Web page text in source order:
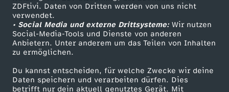
ZDFtivi. Daten von Dritten werden von uns nicht
verwendet.
• Social Media und externe Drittsysteme:Wir nutzen
Social-Media-Tools und Dienste von anderen
Anbietern. Unter anderem um das Teilen von Inhalten
zu ermöglichen.
Du kannst entscheiden, für welche Zwecke wir deine
Daten speichern und verarbeiten dürfen. Dies
betrifft nur dein aktuell genutztes Gerät. Mit
s
e
r
K
ZDF Unternehmen
Karriere
ZDF goes Schule